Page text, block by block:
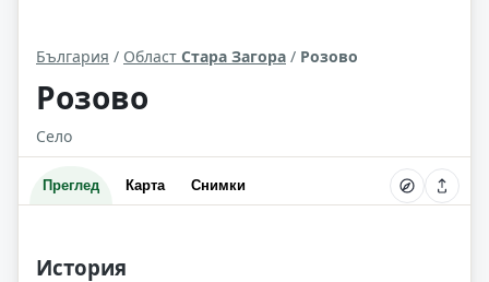
България / Област Стара Загора / Розово
Розово
Село
Преглед Карта Снимки
История